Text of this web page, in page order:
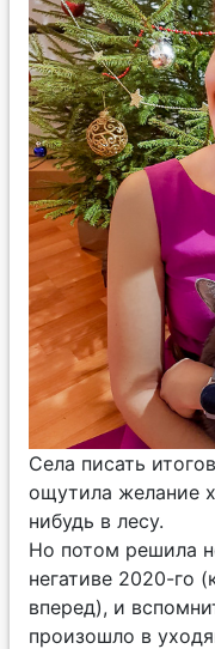
Села писать
ощутила желание
нибудь в лесу.
Но потом решила
негативе 2020-го
вперед), и
произошло в